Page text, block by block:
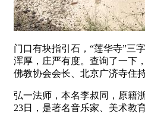
门口有块指引石，“莲华寺”三
浑厚，庄严有度。查询了一下
佛教协会会长、北京广济寺住
弘一法师，本名李叔同，原籍
23日，是著名音乐家、美术教